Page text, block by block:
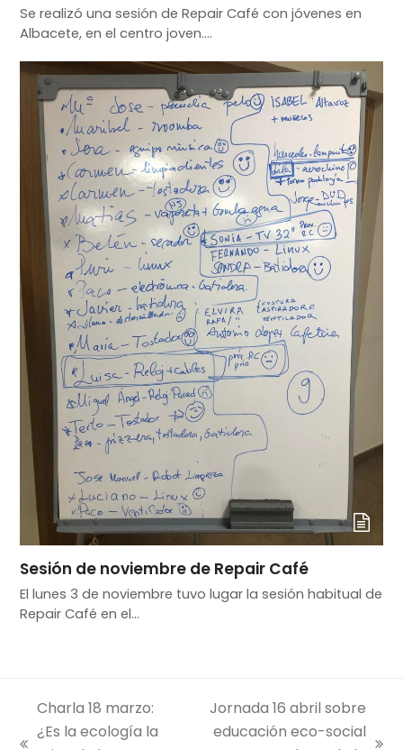
Se realizó una sesión de Repair Café con jóvenes en
Albacete, en el centro joven.…
Sesión de noviembre de Repair Café
El lunes 3 de noviembre tuvo lugar la sesión habitual de
Repair Café en el…
Charla 18 marzo:
¿Es la ecología la
Jornada 16 abril sobre
educación eco-social